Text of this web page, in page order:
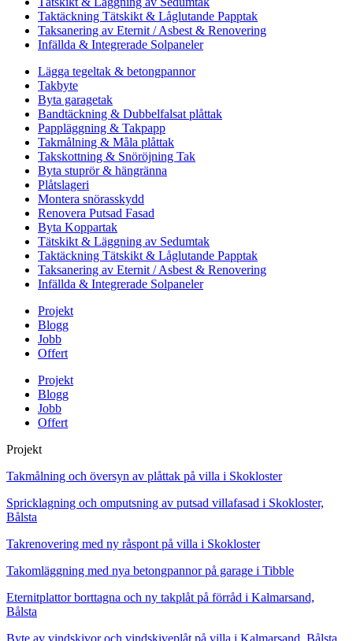
Taktäckning Tätskikt & Låglutande Papptak
Taksanering av Eternit / Asbest & Renovering
Infällda & Integrerade Solpaneler
Lägga tegeltak & betongpannor
Takbyte
Byta garagetak
Bandtäckning & Dubbelfalsat plåttak
Pappläggning & Takpapp
Takmålning & Måla plåttak
Takskottning & Snöröjning Tak
Byta stuprör & hängränna
Plåtslageri
Montera snörasskydd
Renovera Putsad Fasad
Byta Koppartak
Tätskikt & Läggning av Sedumtak
Taktäckning Tätskikt & Låglutande Papptak
Taksanering av Eternit / Asbest & Renovering
Infällda & Integrerade Solpaneler
Projekt
Blogg
Jobb
Offert
Projekt
Blogg
Jobb
Offert
Projekt
Takmålning och översyn av plåttak på villa i Skokloster
Spricklagning och omputsning av putsad villafasad i Skokloster,
Bålsta
Takrenovering med ny råspont på villa i Skokloster
Takomläggning med nya betongpannor på garage i Tibble
Eternitplattor borttagna och ny takplåt på förråd i Kalmarsand,
Bålsta
Byte av vindskivor och vindskiveplåt på villa i Kalmarsand, Bålsta